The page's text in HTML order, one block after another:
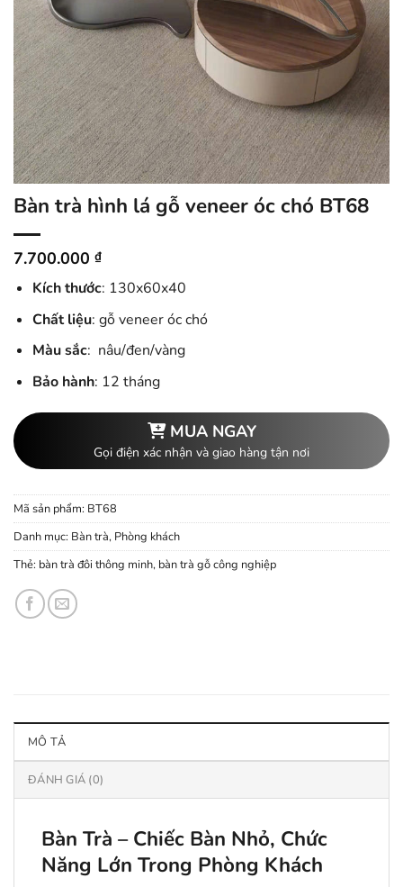
Bàn trà hình lá gỗ veneer óc chó BT68
7.700.000 ₫
Kích thước: 130x60x40
Chất liệu: gỗ veneer óc chó
Màu sắc: nâu/đen/vàng
Bảo hành: 12 tháng
MUA NGAY
Gọi điện xác nhận và giao hàng tận nơi
Mã sản phẩm: BT68
Danh mục: Bàn trà, Phòng khách
Thẻ: bàn trà đôi thông minh, bàn trà gỗ công nghiệp
MÔ TẢ
ĐÁNH GIÁ (0)
Bàn Trà – Chiếc Bàn Nhỏ, Chức
Năng Lớn Trong Phòng Khách